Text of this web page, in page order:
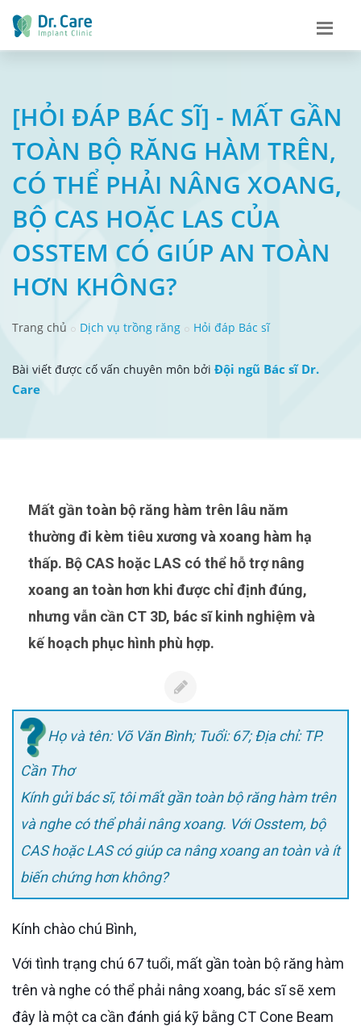
[HỎI ĐÁP BÁC SĨ] - MẤT GẦN
TOÀN BỘ RĂNG HÀM TRÊN,
CÓ THỂ PHẢI NÂNG XOANG,
BỘ CAS HOẶC LAS CỦA
OSSTEM CÓ GIÚP AN TOÀN
HƠN KHÔNG?
Trang chủ Dịch vụ trồng răng Hỏi đáp Bác sĩ
Bài viết được cố vấn chuyên môn bởi Đội ngũ Bác sĩ Dr.
Care
Mất gần toàn bộ răng hàm trên lâu năm
thường đi kèm tiêu xương và xoang hàm hạ
thấp. Bộ CAS hoặc LAS có thể hỗ trợ nâng
xoang an toàn hơn khi được chỉ định đúng,
nhưng vẫn cần CT 3D, bác sĩ kinh nghiệm và
kế hoạch phục hình phù hợp.
Họ và tên: Võ Văn Bình; Tuổi: 67; Địa chỉ: TP.
Cần Thơ
Kính gửi bác sĩ, tôi mất gần toàn bộ răng hàm trên
và nghe có thể phải nâng xoang. Với Osstem, bộ
CAS hoặc LAS có giúp ca nâng xoang an toàn và ít
biến chứng hơn không?
Kính chào chú Bình,
Với tình trạng chú 67 tuổi, mất gần toàn bộ răng hàm
trên và nghe có thể phải nâng xoang, bác sĩ sẽ xem
đây là một ca cần đánh giá kỹ bằng CT Cone Beam